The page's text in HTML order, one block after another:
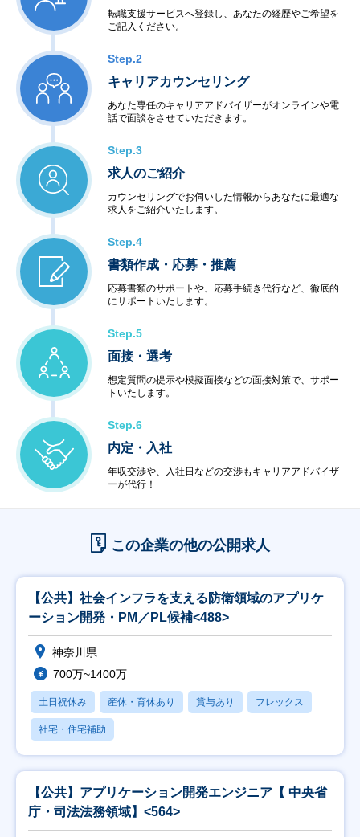
転職支援サービスへ登録し、あなたの経歴やご希望を
ご記入ください。
Step.2
キャリアカウンセリング
あなた専任のキャリアアドバイザーがオンラインや電
話で面談をさせていただきます。
Step.3
求人のご紹介
カウンセリングでお伺いした情報からあなたに最適な
求人をご紹介いたします。
Step.4
書類作成・応募・推薦
応募書類のサポートや、応募手続き代行など、徹底的
にサポートいたします。
Step.5
面接・選考
想定質問の提示や模擬面接などの面接対策で、サポー
トいたします。
Step.6
内定・入社
年収交渉や、入社日などの交渉もキャリアアドバイザ
ーが代行！
この企業の他の公開求人
【公共】社会インフラを支える防衛領域のアプリケ
ーション開発・PM／PL候補<488>
神奈川県
700万~1400万
土日祝休み 産休・育休あり 賞与あり フレックス
社宅・住宅補助
【公共】アプリケーション開発エンジニア【 中央省
庁・司法法務領域】<564>